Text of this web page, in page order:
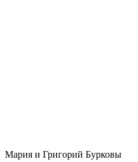
Мария и Григорий Бурковы